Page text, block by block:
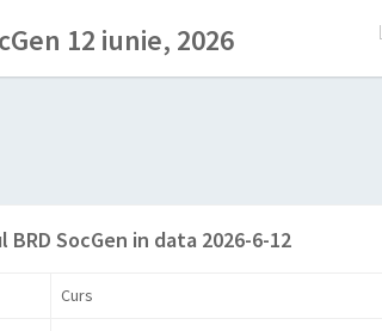
12 iunie, 2026
BRD SocGen in data 2026-6-12
Curs